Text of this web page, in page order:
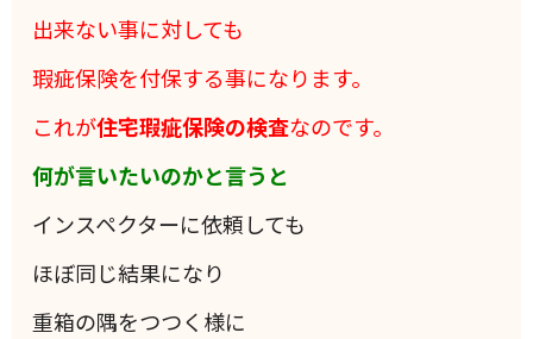
出来ない事に対しても
瑕疵保険を付保する事になります。
これが住宅瑕疵保険の検査なのです。
何が言いたいのかと言うと
インスペクターに依頼しても
ほぼ同じ結果になり
重箱の隅をつつく様に